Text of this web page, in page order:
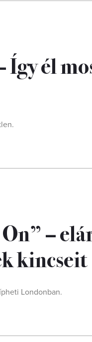
Így él
–
kincseit
Londonban.